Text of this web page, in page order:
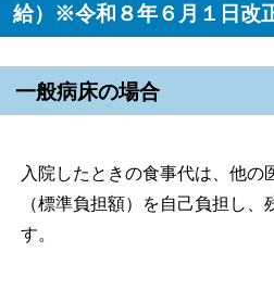
給）※令和８年６月１日改
一般病床の場合
入院したときの食事代は、他の
（標準負担額）を自己負担し、
す。